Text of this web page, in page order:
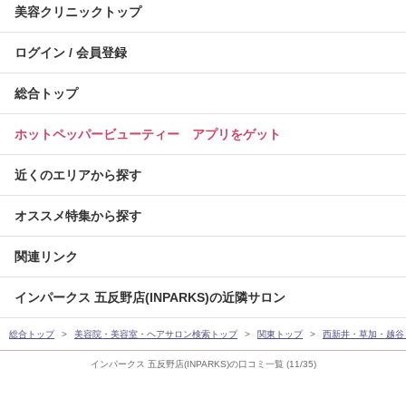
インパークス 五反野店(INPARKS)の口コミ一覧 (11/35)
美容クリニックトップ
ログイン / 会員登録
総合トップ
ホットペッパービューティー アプリをゲット
近くのエリアから探す
オススメ特集から探す
関連リンク
インパークス 五反野店(INPARKS)の近隣サロン
総合トップ 美容院・美容室・ヘアサロン検索トップ 関東トップ 西新井・草加・越